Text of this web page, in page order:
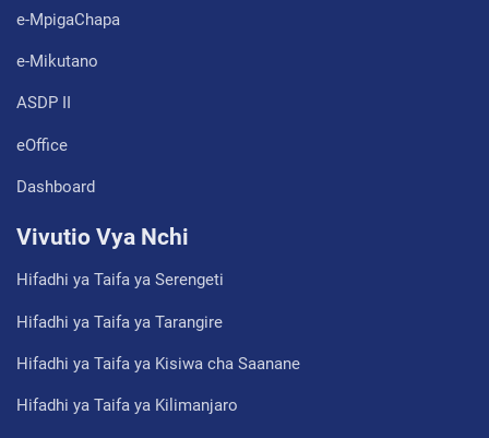
e-MpigaChapa
e-Mikutano
ASDP II
eOffice
Dashboard
Vivutio Vya Nchi
Hifadhi ya Taifa ya Serengeti
Hifadhi ya Taifa ya Tarangire
Hifadhi ya Taifa ya Kisiwa cha Saanane
Hifadhi ya Taifa ya Kilimanjaro